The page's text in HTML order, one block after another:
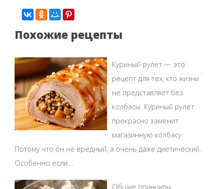
Похожие рецепты
Куриный рулет — это
рецепт для тех, кто жизни
не представляет без
колбасы. Куриный рулет
прекрасно заменит
магазинную колбасу.
Потому что он не вредный, а очень даже диетический.
Особенно если...
Общие принципы